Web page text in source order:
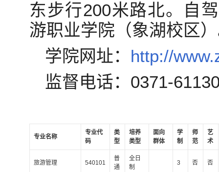
东步行200米路北。自
游职业学院（象湖校区
学院网址： http://
监督电话：0371-
专业名称
专业代
码
类
型
培养
类型
面向
群体
学
制
师
范
艺
术
旅游管理 540101
普
通
全日
制
3 否 否